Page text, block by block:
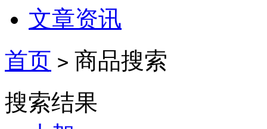
文章资讯
首页 > 商品搜索
搜索结果